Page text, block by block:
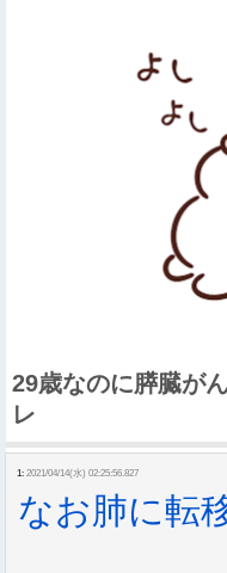
29歳なのに膵臓が
レ
1: 2021/04/14(水) 02:25:56.827
なお肺に転